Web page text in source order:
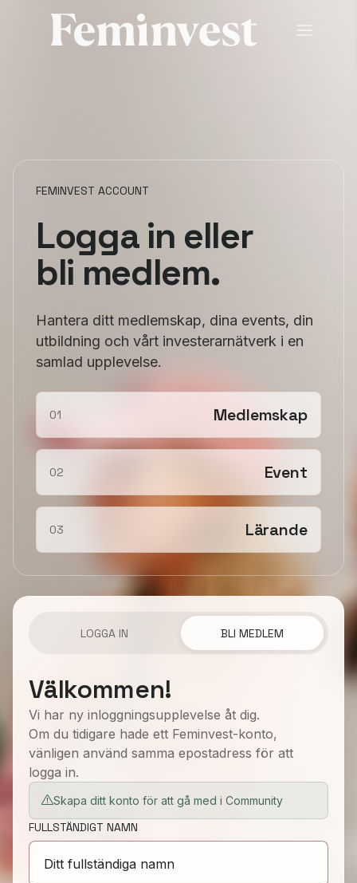
HUB
About us
SV/ENREGISTER LOGIN
FEMINVEST ACCOUNT
Logga in eller
bli medlem.
Hantera ditt medlemskap, dina events, din
utbildning och vårt investerarnätverk i en
samlad upplevelse.
01 Medlemskap
02 Event
03 Lärande
LOGGA IN BLI MEDLEM
Välkommen!
Vi har ny inloggningsupplevelse åt dig.
Om du tidigare hade ett Feminvest-konto,
vänligen använd samma epostadress för att
logga in.
Skapa ditt konto för att gå med i Community
FULLSTÄNDIGT NAMN